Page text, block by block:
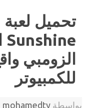
للكمبيوتر
بواسطة mohamedty